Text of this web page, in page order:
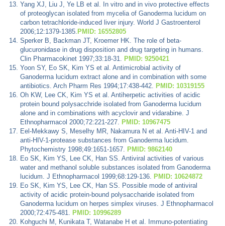
Yang XJ, Liu J, Ye LB et al. In vitro and in vivo protective effects
of proteoglycan isolated from mycelia of Ganoderma lucidum on
carbon tetrachloride-induced liver injury. World J Gastroenterol
2006;12:1379-1385. PMID: 16552805
Sperker B, Backman JT, Kroemer HK. The role of beta-
glucuronidase in drug disposition and drug targeting in humans.
Clin Pharmacokinet 1997;33:18-31. PMID: 9250421
Yoon SY, Eo SK, Kim YS et al. Antimicrobial activity of
Ganoderma lucidum extract alone and in combination with some
antibiotics. Arch Pharm Res 1994;17:438-442. PMID: 10319155
Oh KW, Lee CK, Kim YS et al. Antiherpetic activities of acidic
protein bound polysacchride isolated from Ganoderma lucidum
alone and in combinations with acyclovir and vidarabine. J
Ethnopharmacol 2000;72:221-227. PMID: 10967475
Eel-Mekkawy S, Meselhy MR, Nakamura N et al. Anti-HIV-1 and
anti-HIV-1-protease substances from Ganoderma lucidum.
Phytochemistry 1998;49:1651-1657. PMID: 9862140
Eo SK, Kim YS, Lee CK, Han SS. Antiviral activities of various
water and methanol soluble substances isolated from Ganoderma
lucidum. J Ethnopharmacol 1999;68:129-136. PMID: 10624872
Eo SK, Kim YS, Lee CK, Han SS. Possible mode of antiviral
activity of acidic protein-bound polysaccharide isolated from
Ganoderma lucidum on herpes simplex viruses. J Ethnopharmacol
2000;72:475-481. PMID: 10996289
Kohguchi M, Kunikata T, Watanabe H et al. Immuno-potentiating